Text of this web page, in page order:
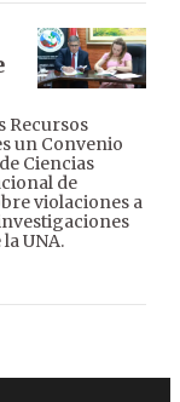
Recursos
un Convenio
Ciencias
de
violaciones a
UNA.